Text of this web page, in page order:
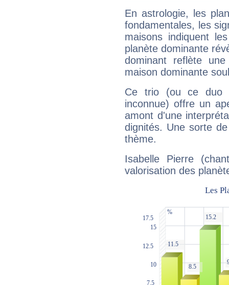
En astrologie, les
fondamentales, les
maisons indiquent
planète dominante
dominant reflète
maison dominante
Ce trio (ou ce duo
inconnue) offre un
amont d'une
dignités. Une sorte
thème.
Isabelle Pierre
valorisation des